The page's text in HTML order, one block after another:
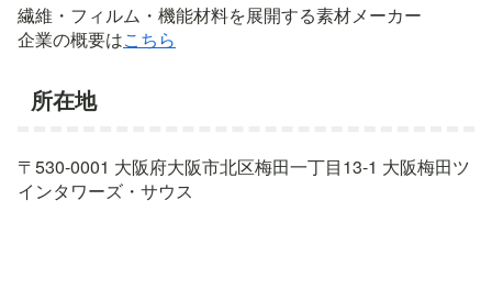
繊維・フィルム・機能材料を展開する素材メーカー
企業の概要はこちら
所在地
〒530-0001 大阪府大阪市北区梅田一丁目13-1 大阪梅田ツ
インタワーズ・サウス